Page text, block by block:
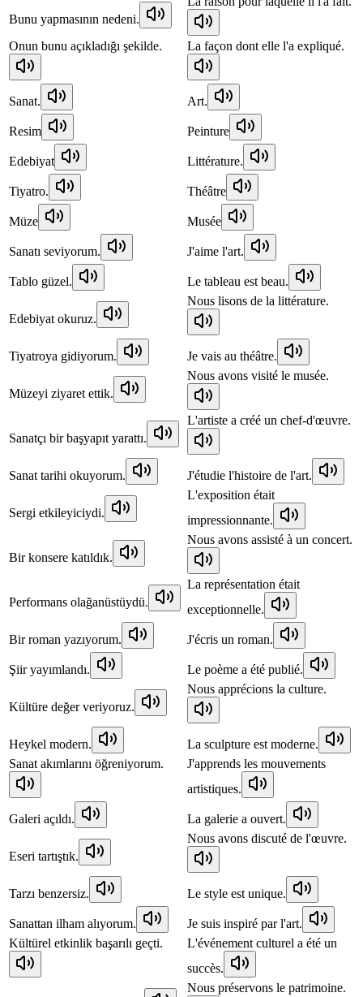
Bunu yapmasının nedeni.
Onun bunu açıkladığı şekilde. La façon dont elle l'a expliqué.
Sanat. Art.
Resim Peinture
Edebiyat Littérature.
Tiyatro. Théâtre
Müze Musée
Sanatı seviyorum. J'aime l'art.
Tablo güzel. Le tableau est beau.
Edebiyat okuruz.
Nous lisons de la littérature.
Tiyatroya gidiyorum. Je vais au théâtre.
Müzeyi ziyaret ettik.
Nous avons visité le musée.
Sanatçı bir başyapıt yarattı.
L'artiste a créé un chef-d'œuvre.
Sanat tarihi okuyorum. J'étudie l'histoire de l'art.
Sergi etkileyiciydi.
L'exposition était
impressionnante.
Bir konsere katıldık.
Nous avons assisté à un concert.
Performans olağanüstüydü.
La représentation était
exceptionnelle.
Bir roman yazıyorum. J'écris un roman.
Şiir yayımlandı. Le poème a été publié.
Kültüre değer veriyoruz.
Nous apprécions la culture.
Heykel modern.
La sculpture est moderne.
Sanat akımlarını öğreniyorum.
J'apprends les mouvements
artistiques.
Galeri açıldı. La galerie a ouvert.
Eseri tartıştık.
Nous avons discuté de l'œuvre.
Tarzı benzersiz. Le style est unique.
Sanattan ilham alıyorum.
Je suis inspiré par l'art.
Kültürel etkinlik başarılı geçti.
L'événement culturel a été un
succès.
Nous préservons le patrimoine.